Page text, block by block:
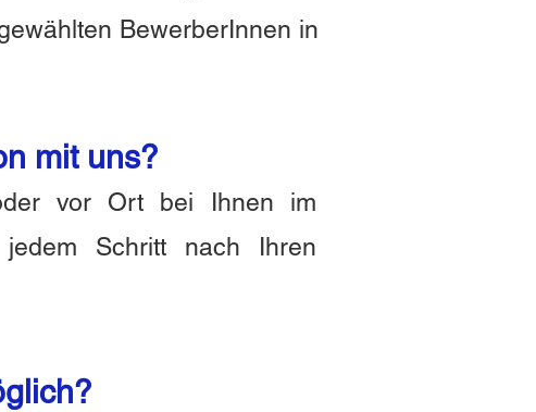
BewerberInnen in
mit uns?
vor Ort bei Ihnen im
Schritt nach Ihren